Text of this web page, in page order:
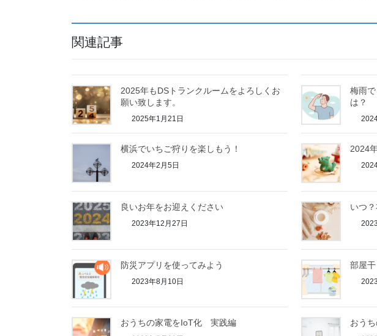
関連記事
2025年もDSトランクルームをよろしくお
願い致します。
2025年1月21日
梅雨
は？
横浜でいちご狩りを楽しもう！
2024年2月5日
2024
良いお年をお迎えください
2023年12月27日
いつ
防災アプリを使ってみよう
2023年8月10日
部屋
おうちの家電をIoT化 実践編 おう